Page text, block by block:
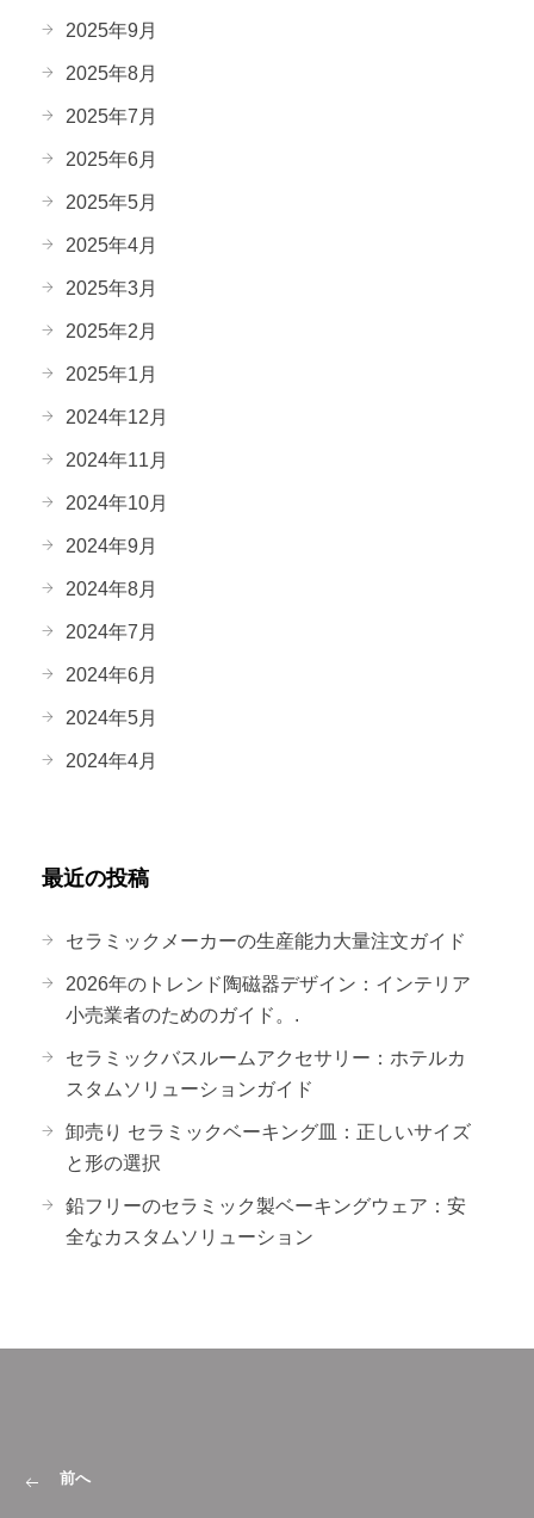
2025年9月
2025年8月
2025年7月
2025年6月
2025年5月
2025年4月
2025年3月
2025年2月
2025年1月
2024年12月
2024年11月
2024年10月
2024年9月
2024年8月
2024年7月
2024年6月
2024年5月
2024年4月
最近の投稿
セラミックメーカーの生産能力大量注文ガイド
2026年のトレンド陶磁器デザイン：インテリア
小売業者のためのガイド。.
セラミックバスルームアクセサリー：ホテルカ
スタムソリューションガイド
卸売り セラミックベーキング皿：正しいサイズ
と形の選択
鉛フリーのセラミック製ベーキングウェア：安
全なカスタムソリューション
前へ